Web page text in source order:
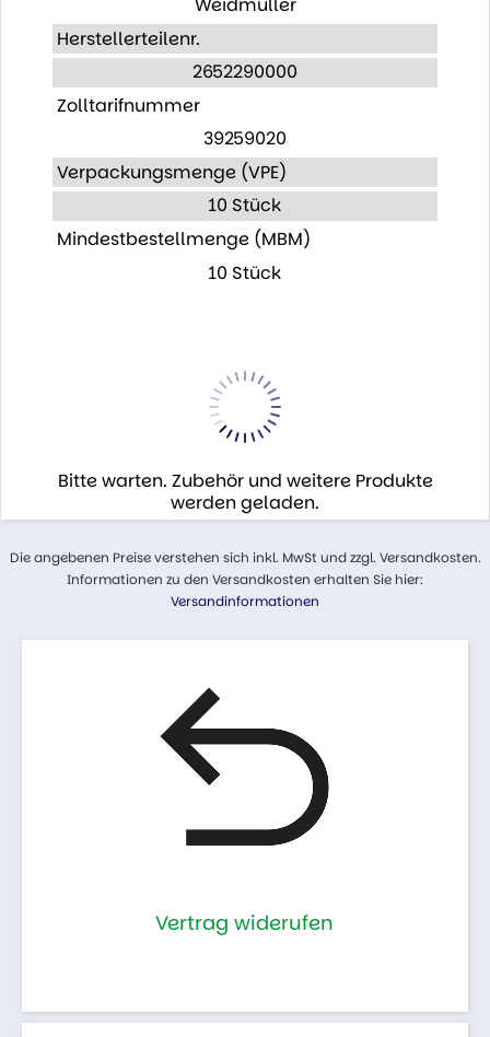
Weidmüller
Herstellerteilenr.
2652290000
Zolltarifnummer
39259020
Verpackungsmenge (VPE)
10 Stück
Mindestbestellmenge (MBM)
10 Stück
Bitte warten. Zubehör und weitere Produkte
werden geladen.
Die angebenen Preise verstehen sich inkl. MwSt und zzgl. Versandkosten.
Informationen zu den Versandkosten erhalten Sie hier:
Versandinformationen
Vertrag widerufen